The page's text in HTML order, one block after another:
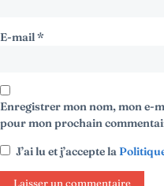
E-mail*
Enregistrer mon nom, mon e-
pour mon prochain
J’ai lu et j’accepte la